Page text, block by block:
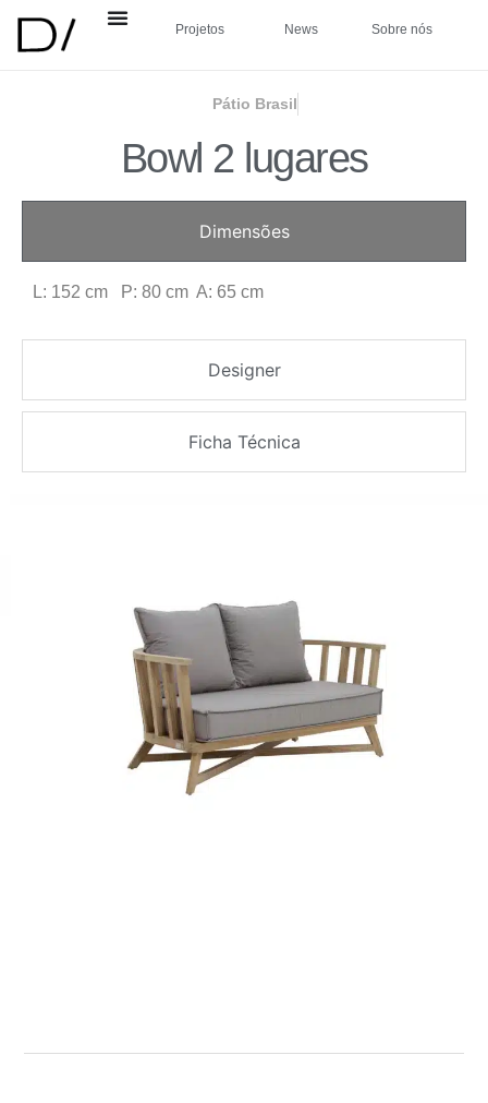
Projetos News Sobre nós
Pátio Brasil
Bowl 2 lugares
Dimensões
Designer
Ficha Técnica
L: 152 cm P: 80 cm A: 65 cm